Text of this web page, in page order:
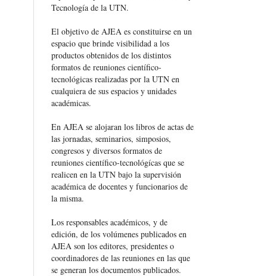
Tecnología de la UTN.
El objetivo de AJEA es constituirse en un
espacio que brinde visibilidad a los
productos obtenidos de los distintos
formatos de reuniones científico-
tecnológicas realizadas por la UTN en
cualquiera de sus espacios y unidades
académicas.
En AJEA se alojaran los libros de actas de
las jornadas, seminarios, simposios,
congresos y diversos formatos de
reuniones científico-tecnológícas que se
realicen en la UTN bajo la supervisión
académica de docentes y funcionarios de
la misma.
Los responsables académicos, y de
edición, de los volúmenes publicados en
AJEA son los editores, presidentes o
coordinadores de las reuniones en las que
se generan los documentos publicados.